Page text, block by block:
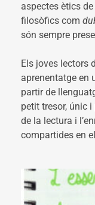
aspectes ètics
filosòfics com
són sempre
Els joves lectors
aprenentatge en
partir de
petit tresor, únic
de la lectura i
compartides en